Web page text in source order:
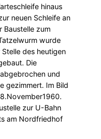
hinaus
neuen Schleife an
Baustelle zum
wurde
des heutigen
Die
und
gezimmert. Im Bild
zur U-Bahn
am Nordfriedhof